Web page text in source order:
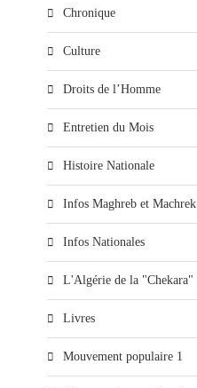
Chronique
Culture
Droits de l’Homme
Entretien du Mois
Histoire Nationale
Infos Maghreb et Machrek
Infos Nationales
L'Algérie de la "Chekara"
Livres
Mouvement populaire 1